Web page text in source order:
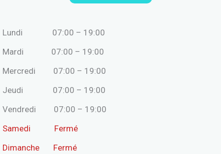
Lundi 07:00 – 19:00
Mardi 07:00 – 19:00
Mercredi 07:00 – 19:00
Jeudi 07:00 – 19:00
Vendredi 07:00 – 19:00
Samedi Fermé
Dimanche Fermé